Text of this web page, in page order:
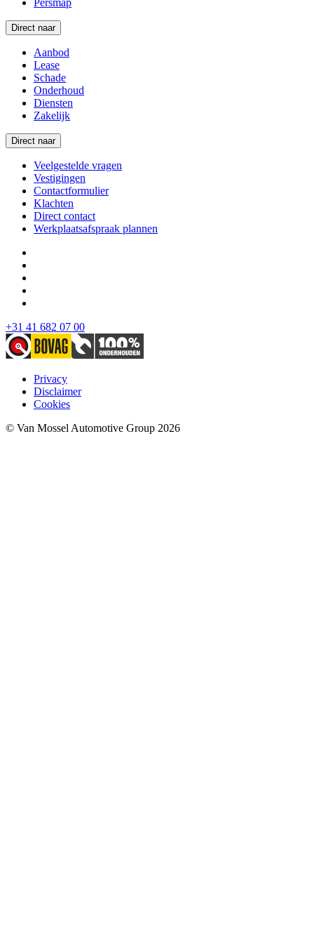
Persmap
Direct naar
Aanbod
Lease
Schade
Onderhoud
Diensten
Zakelijk
Direct naar
Veelgestelde vragen
Vestigingen
Contactformulier
Klachten
Direct contact
Werkplaatsafspraak plannen
+31 41 682 07 00
Privacy
Disclaimer
Cookies
© Van Mossel Automotive Group 2026